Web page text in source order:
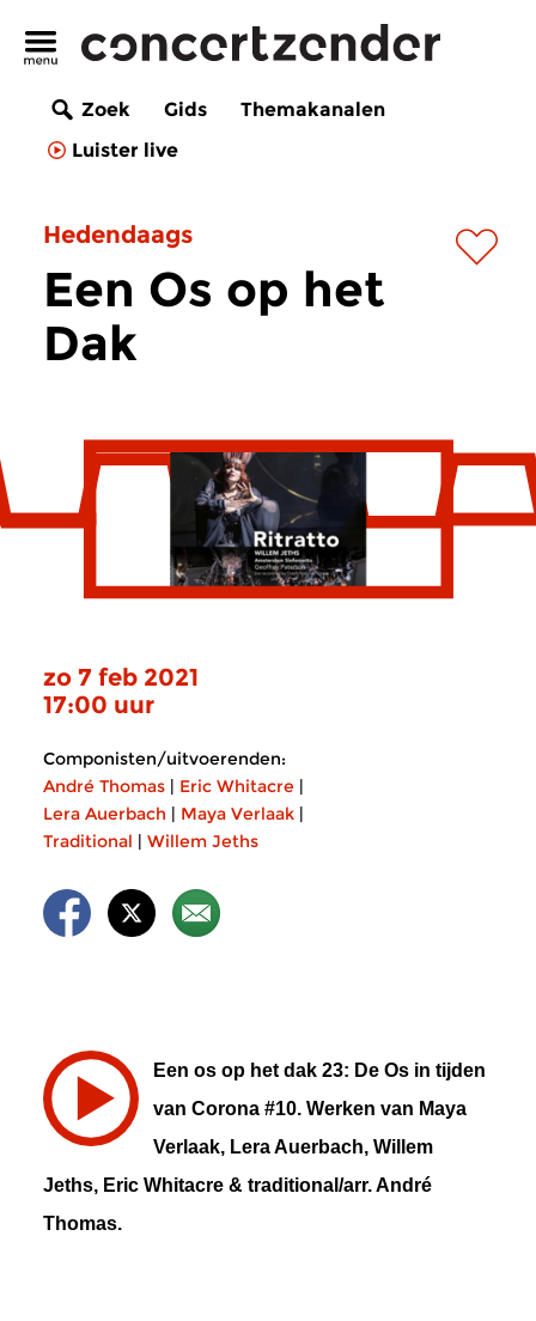
Zoek Gids
Themakanalen
Luister live
Hedendaags
Een Os op het
Dak
zo 7 feb 2021
17:00 uur
Componisten/uitvoerenden:
André Thomas | Eric Whitacre |
Lera Auerbach | Maya Verlaak |
Traditional | Willem Jeths
Een os op het dak 23: De Os in tijden
van Corona #10. Werken van Maya
Verlaak, Lera Auerbach, Willem
Jeths, Eric Whitacre & traditional/arr. André
Thomas.